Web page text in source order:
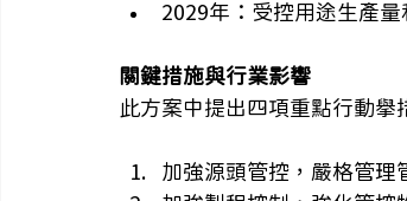
2029年：受控用途生產
關鍵措施與行業影響
此方案中提出四項重點行動舉
加強源頭管控，嚴格管理